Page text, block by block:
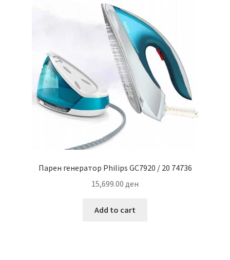
Парен генератор Philips GC7920 / 20 74736
15,699.00 ден
Add to cart